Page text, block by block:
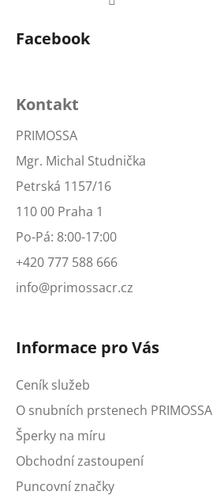
Facebook
Kontakt
PRIMOSSA
Mgr. Michal Studnička
Petrská 1157/16
110 00 Praha 1
Po-Pá: 8:00-17:00
+420 777 588 666
info@primossacr.cz
Informace pro Vás
Ceník služeb
O snubních prstenech PRIMOSSA
Šperky na míru
Obchodní zastoupení
Puncovní značky